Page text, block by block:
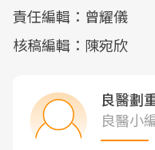
責任編輯：曾耀儀
核稿編輯：陳宛欣
良醫劃
良醫小